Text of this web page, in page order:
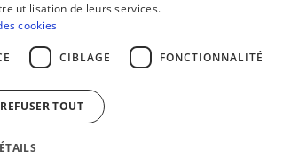
utilisation de leurs services.
cookies
CIBLAGE FONCTIONNALITÉ
REFUSER TOUT